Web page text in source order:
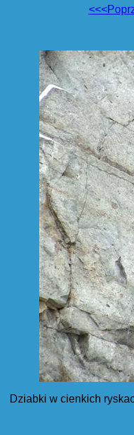
Dziabki w cienkich